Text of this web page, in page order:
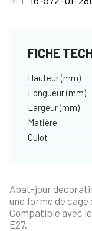
FICHE
Hauteur (mm)
Longueur (mm)
Largeur (mm)
Matière
Culot
Abat-jour
une forme de cage
Compatible avec
E27.